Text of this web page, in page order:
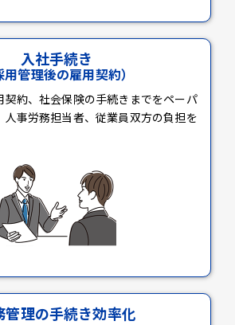
入社手続き
用管理後の雇用契約）
契約、社会保険の手続きまでをペーパ
人事労務担当者、従業員双方の負担を
管理の手続き効率化